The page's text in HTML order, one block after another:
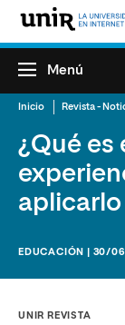
Menú
Inicio Revista -
¿Qué es
aplicarlo
EDUCACIÓN | 30/
UNIR REVISTA